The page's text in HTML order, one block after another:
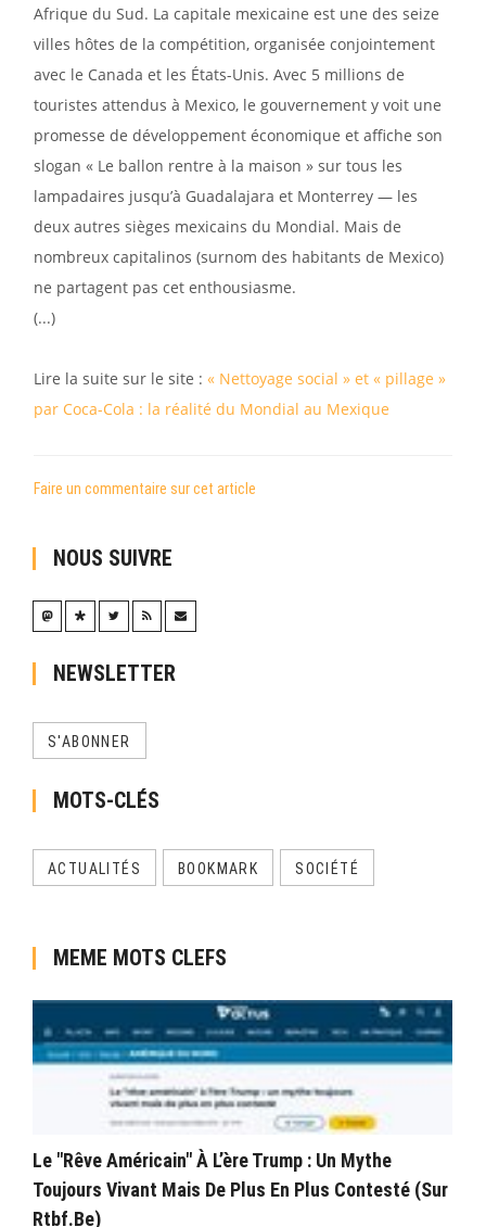
Afrique du Sud. La capitale mexicaine est une des seize
villes hôtes de la compétition, organisée conjointement
avec le Canada et les États-Unis. Avec 5 millions de
touristes attendus à Mexico, le gouvernement y voit une
promesse de développement économique et affiche son
slogan « Le ballon rentre à la maison » sur tous les
lampadaires jusqu’à Guadalajara et Monterrey — les
deux autres sièges mexicains du Mondial. Mais de
nombreux capitalinos (surnom des habitants de Mexico)
ne partagent pas cet enthousiasme.
(...)
Lire la suite sur le site : « Nettoyage social » et « pillage »
par Coca-Cola : la réalité du Mondial au Mexique
Faire un commentaire sur cet article
NOUS SUIVRE
NEWSLETTER
S'ABONNER
MOTS-CLÉS
ACTUALITÉS BOOKMARK SOCIÉTÉ
MEME MOTS CLEFS
Le "rêve Américain" À L’ère Trump : Un Mythe
Toujours Vivant Mais De Plus En Plus Contesté (sur
Rtbf.be)